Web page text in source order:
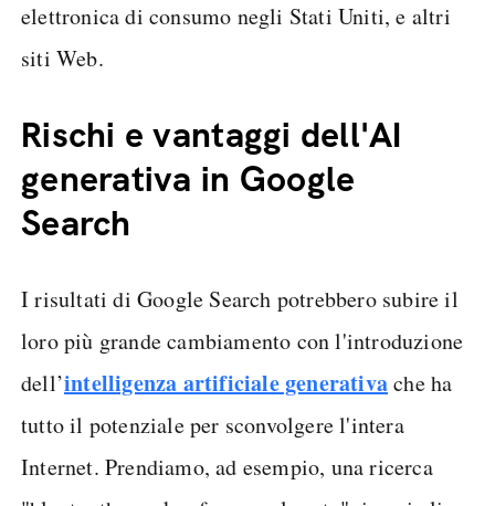
elettronica di consumo negli Stati Uniti, e altri
siti Web.
Rischi e vantaggi dell'AI
generativa in Google
Search
I risultati di Google Search potrebbero subire il
loro più grande cambiamento con l'introduzione
dell’intelligenza artificiale generativache ha
tutto il potenziale per sconvolgere l'intera
Internet. Prendiamo, ad esempio, una ricerca